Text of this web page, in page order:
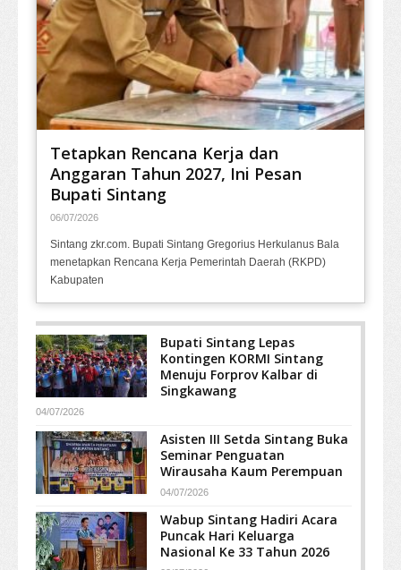
Tetapkan Rencana Kerja dan
Anggaran Tahun 2027, Ini Pesan
Bupati Sintang
06/07/2026
Sintang zkr.com. Bupati Sintang Gregorius Herkulanus Bala
menetapkan Rencana Kerja Pemerintah Daerah (RKPD)
Kabupaten
Bupati Sintang Lepas
Kontingen KORMI Sintang
Menuju Forprov Kalbar di
Singkawang
04/07/2026
Asisten III Setda Sintang Buka
Seminar Penguatan
Wirausaha Kaum Perempuan
04/07/2026
Wabup Sintang Hadiri Acara
Puncak Hari Keluarga
Nasional Ke 33 Tahun 2026